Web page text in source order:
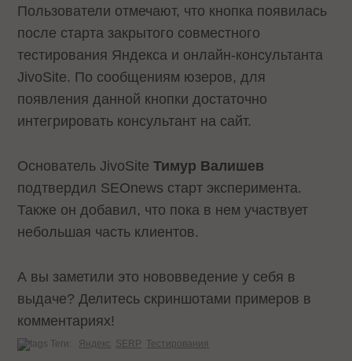
Пользователи отмечают, что кнопка появилась
после старта закрытого совместного
тестирования Яндекса и онлайн-консультанта
JivoSite. По сообщениям юзеров, для
появления данной кнопки достаточно
интегрировать консультант на сайт.
Основатель JivoSiteТимур Валишев
подтвердил SEOnews старт эксперимента.
Также он добавил, что пока в нем участвует
небольшая часть клиентов.
А вы заметили это нововведение у себя в
выдаче? Делитесь скриншотами примеров в
комментариях!
Теги: Яндекс SERP Тестирования